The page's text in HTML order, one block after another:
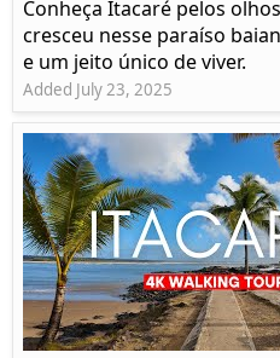
Conheça Itacaré pelos
cresceu nesse paraíso
e um jeito único de viver.
Added July 23, 2025